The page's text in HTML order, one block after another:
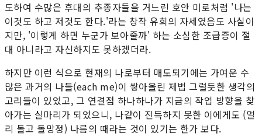
도하여 수많은 후대의 추종자들을 거느린 호안 미로처럼 '나는
이것도 하고 저것도 한다.'라는 창작 유희의 자세였음도 사실이
지만, '이렇게 하면 누군가 보아줄까' 하는 소심한 조급증이 절
대 아니라고 자신하지도 못하겠더라.
하지만 이런 식으로 현재의 나로부터 매도되기에는 가여운 수
많은 과거의 나들(each me)이 쌓아올린 제법 그럴듯한 생각의
고리들이 있었고, 그 연결점 하나하나가 지금의 작업 방향을 찾
아가는 실마리가 되었으니, 나같이 진득하지 못한 이에게도 (멀
리 돌고 돌망정) 나름의 때라는 것이 있기는 한가 보다.